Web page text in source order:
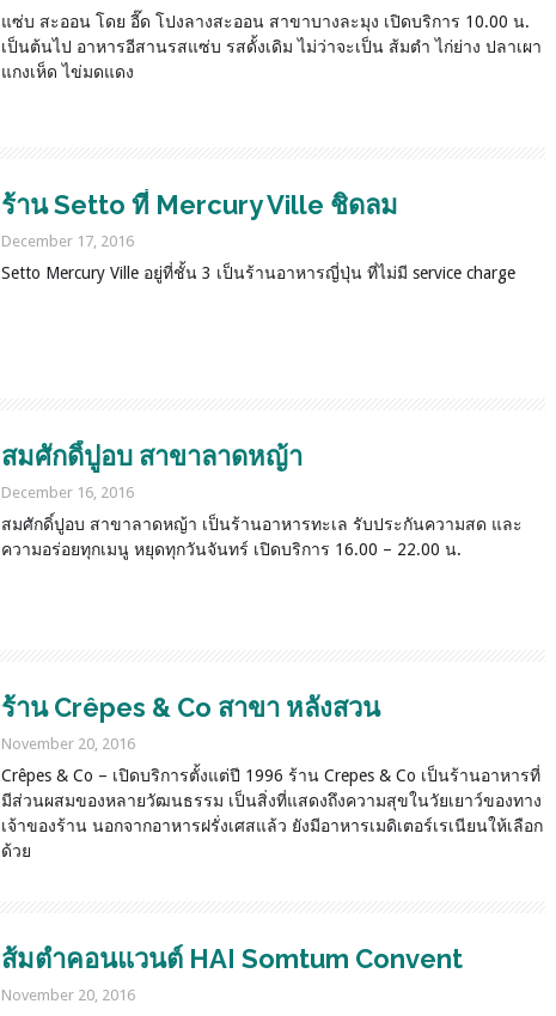
แซ่บ สะออน โดย อี๊ด โปงลางสะออน สาขาบางละมุง เปิดบริการ 10.00 น.
เป็นต้นไป อาหารอีสานรสแซ่บ รสดั้งเดิม ไม่ว่าจะเป็น ส้มตำ ไก่ย่าง ปลาเผา
แกงเห็ด ไข่มดแดง
ร้าน Setto ที่ Mercury Ville ชิดลม
December 17, 2016
Setto Mercury Ville อยู่ที่ชั้น 3 เป็นร้านอาหารญี่ปุ่น ที่ไม่มี service charge
สมศักดิ์ปูอบ สาขาลาดหญ้า
December 16, 2016
สมศักดิ์ปูอบ สาขาลาดหญ้า เป็นร้านอาหารทะเล รับประกันความสด และ
ความอร่อยทุกเมนู หยุดทุกวันจันทร์ เปิดบริการ 16.00 – 22.00 น.
ร้าน Crêpes & Co สาขา หลังสวน
November 20, 2016
Crêpes & Co – เปิดบริการตั้งแต่ปี 1996 ร้าน Crepes & Co เป็นร้านอาหารที่
มีส่วนผสมของหลายวัฒนธรรม เป็นสิ่งที่แสดงถึงความสุขในวัยเยาว์ของทาง
เจ้าของร้าน นอกจากอาหารฝรั่งเศสแล้ว ยังมีอาหารเมดิเตอร์เรเนียนให้เลือก
ด้วย
ส้มตำคอนแวนต์ HAI Somtum Convent
November 20, 2016